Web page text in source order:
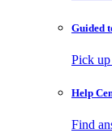
Guided
Pick up
Help
Find